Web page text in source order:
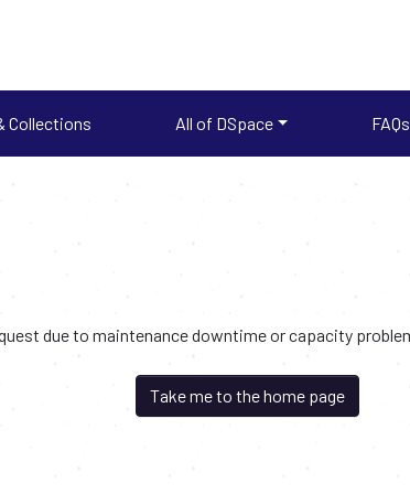
Collections All of DSpace FAQs
due to maintenance downtime or capacity
Take me to the home page